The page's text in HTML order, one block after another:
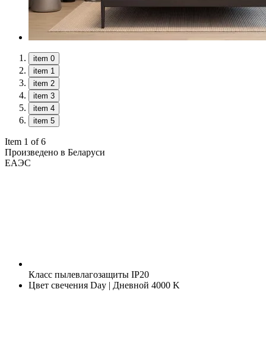
item 0
item 1
item 2
item 3
item 4
item 5
Item 1 of 6
Произведено в Беларуси
ЕАЭС
Класс пылевлагозащиты IP20
Цвет свечения Day | Дневной 4000 K